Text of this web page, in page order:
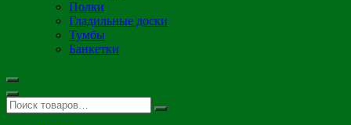
Полки
Гладильные доски
Тумбы
Банкетки